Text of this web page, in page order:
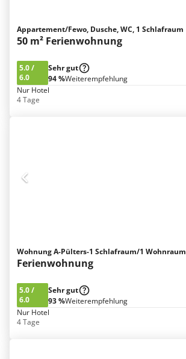
Appartement/Fewo, Dusche, WC, 1 Schlafraum
50 m² Ferienwohnung
5.0/
6.0
Sehr gut
94 %Weiterempfehlung
Nur Hotel
4 Tage
Wohnung A-Pülters-1 Schlafraum/1 Wohnraum
Ferienwohnung
5.0/
6.0
Sehr gut
93 %Weiterempfehlung
Nur Hotel
4 Tage